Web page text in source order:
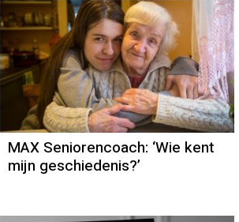
MAX Seniorencoach: ‘Wie kent
mijn geschiedenis?’